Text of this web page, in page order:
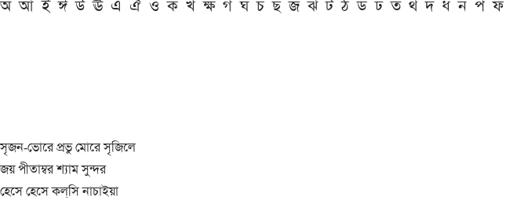
অ আ ই ঈ উ ঊ এ ঐ ও ক খ ক্ষ গ ঘ চ ছ জ ঝ ট ঠ ড ঢ ত থ দ ধ ন প ফ
সৃজন-ভোরে প্রভু মোরে সৃজিলে
জয় পীতাম্বর শ্যাম সুন্দর
হেসে হেসে কল্‌সি নাচাইয়া